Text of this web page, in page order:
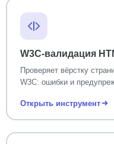
W3C-валидация
Проверяет вёрстку
W3C: ошибки и
Открыть инструмент